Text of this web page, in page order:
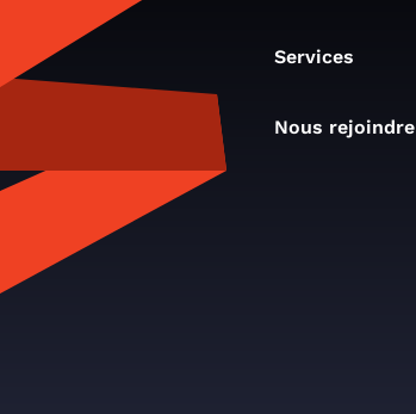
Services
Nous rejoindre